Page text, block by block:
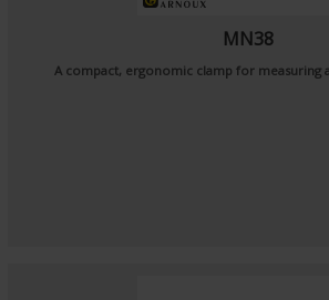
MN38
A compact, ergonomic clamp for measuring